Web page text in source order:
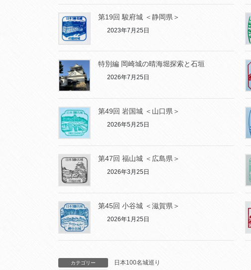
第19回 駿府城 ＜静岡県＞
2023年7月25日
特別編 岡崎城の晴海堀探索と石垣
2026年7月25日
第49回 岩国城 ＜山口県＞
2026年5月25日
第47回 福山城 ＜広島県＞
2026年3月25日
第45回 小谷城 ＜滋賀県＞
2026年1月25日
カテゴリー 日本100名城巡り